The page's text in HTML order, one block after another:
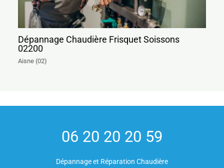
Dépannage Chaudière Frisquet Soissons
02200
Aisne (02)
06 20 20 20 59
Dépannage et Réparation Chaudière